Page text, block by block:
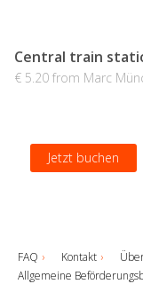
Central train
€ 5.20 from Marc
Jetzt buchen
FAQ Kontakt
Allgemeine